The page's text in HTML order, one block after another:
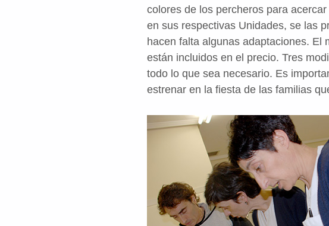
colores de los percheros para
en sus respectivas Unidades, se las
hacen falta algunas adaptaciones. El
están incluidos en el precio. Tres
todo lo que sea necesario. Es
estrenar en la fiesta de las familias